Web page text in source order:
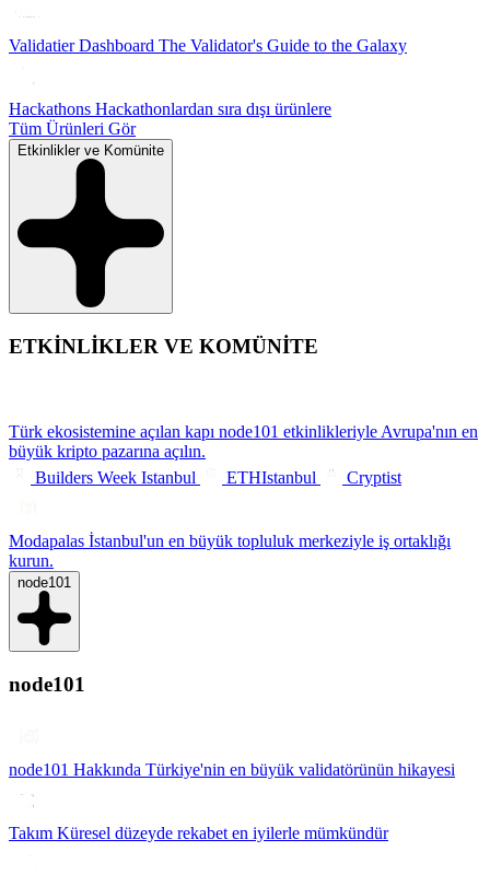
Validatier Dashboard The Validator's Guide to the Galaxy
Hackathons Hackathonlardan sıra dışı ürünlere
Tüm Ürünleri Gör
Etkinlikler ve Komünite
ETKİNLİKLER VE KOMÜNİTE
Türk ekosistemine açılan kapı node101 etkinlikleriyle Avrupa'nın en
büyük kripto pazarına açılın.
Builders Week Istanbul
ETHIstanbul Cryptist
Modapalas İstanbul'un en büyük topluluk merkeziyle iş ortaklığı
kurun.
node101
node101
node101 Hakkında Türkiye'nin en büyük validatörünün hikayesi
Takım Küresel düzeyde rekabet en iyilerle mümkündür